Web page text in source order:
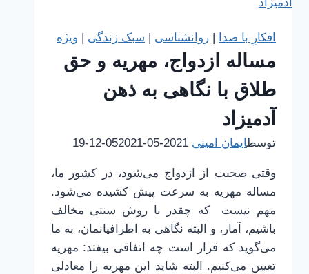
بزرگ‌ترها
در
خصوص
افکارِ با صدا روانشناسی سبک زندگی ویژه
مساله ازدواج، مهریه و حق
طلاق با نگاهی به ذهن
آدمیزاد
توسطایمان امینی 2021-05-05
2021-12-19
وقتی صحبت از ازدواج می‌شود، در کشور ما،
مساله مهریه به سرعت پیش کشیده می‌شود.
مهم نیست که چقدر با روش سنتی مخالف
باشیم، آمار، و البته نگاهی به اطرافیانمان، به ما
می‌گوید که قرار است چه اتفاقی بیفتد: مهریه
تعیین می‌کنیم. البته شاید این مهریه را معادلی